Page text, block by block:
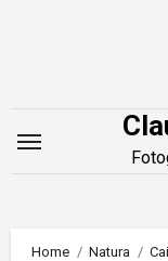
Home Natura